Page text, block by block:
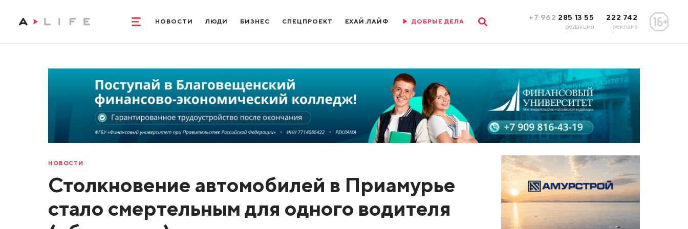
НОВОСТИ ЛЮДИ БИЗНЕС СПЕЦПРОЕКТ ЕХАЙ.ЛАЙФ ДОБРЫЕ ДЕЛА +7 962 285 13 55
редакция
222 742
реклама
НОВОСТИ
Столкновение автомобилей в Приамурье
стало смертельным для одного водителя